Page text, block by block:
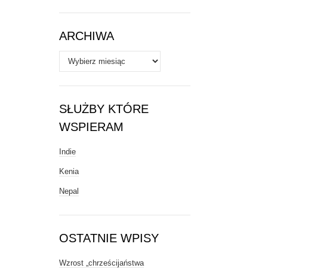
Tematy
ARCHIWA
Archiwa
SŁUŻBY KTÓRE
WSPIERAM
Indie
Kenia
Nepal
OSTATNIE WPISY
Wzrost „chrześcijaństwa